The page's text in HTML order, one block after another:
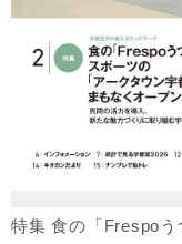
特集 食の「Frespoう